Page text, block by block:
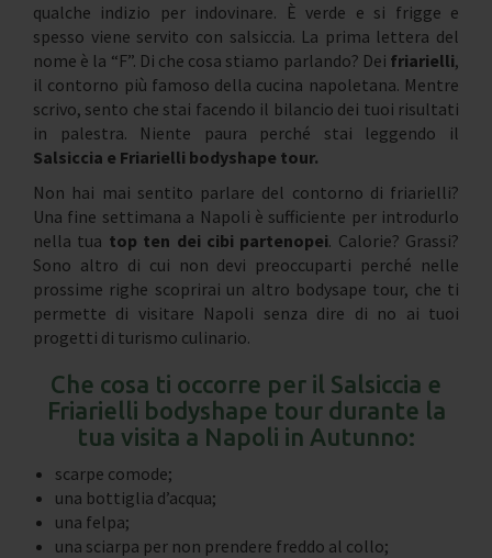
qualche indizio per indovinare. È verde e si frigge e
spesso viene servito con salsiccia. La prima lettera del
nome è la “F”. Di che cosa stiamo parlando? Dei friarielli,
il contorno più famoso della cucina napoletana. Mentre
scrivo, sento che stai facendo il bilancio dei tuoi risultati
in palestra. Niente paura perché stai leggendo il
Salsiccia e Friarielli bodyshape tour.
Non hai mai sentito parlare del contorno di friarielli?
Una fine settimana a Napoli è sufficiente per introdurlo
nella tua top ten dei cibi partenopei. Calorie? Grassi?
Sono altro di cui non devi preoccuparti perché nelle
prossime righe scoprirai un altro bodysape tour, che ti
permette di visitare Napoli senza dire di no ai tuoi
progetti di turismo culinario.
Che cosa ti occorre per il Salsiccia e
Friarielli bodyshape tour durante la
tua visita a Napoli in Autunno:
scarpe comode;
una bottiglia d’acqua;
una felpa;
una sciarpa per non prendere freddo al collo;